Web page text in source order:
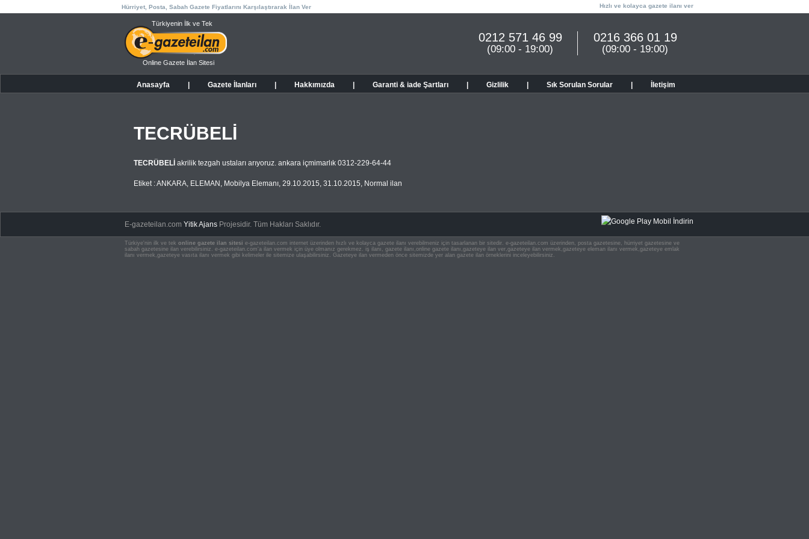
Hürriyet, Posta, Sabah Gazete Fiyatlarını Karşılaştırarak İlan Ver Hızlı ve kolayca gazete ilanı ver
Türkiyenin İlk ve Tek
Online Gazete İlan Sitesi
0216 366 01 19
(09:00 - 19:00)
0212 571 46 99
(09:00 - 19:00)
Anasayfa Gazete İlanları Hakkımızda Garanti & iade Şartları Gizlilik Sık Sorulan Sorular İletişim
TECRÜBELİ
TECRÜBELİ akrilik tezgah ustaları arıyoruz. ankara içmimarlık 0312-229-64-44
Etiket :ANKARA, ELEMAN , Mobilya Elemanı, 29.10.2015, 31.10.2015, Normal ilan
E-gazeteilan.comYitik Ajans Projesidir.Tüm Hakları Saklıdır.
Türkiye'nin ilk ve tek online gazete ilan sitesi e-gazeteilan.com internet üzerinden hızlı ve kolayca gazete ilanı verebilmeniz için tasarlanan bir sitedir. e-gazeteilan.com üzerinden, posta gazetesine, hürriyet gazetesine ve
sabah gazetesine ilan verebilirsiniz. e-gazeteilan.com'a ilan vermek için üye olmanız gerekmez. iş ilanı, gazete ilanı,online gazete ilanı,gazeteye ilan ver,gazeteye ilan vermek,gazeteye eleman ilanı vermek,gazeteye emlak
ilanı vermek,gazeteye vasıta ilanı vermek gibi kelimeler ile sitemize ulaşabilirsiniz. Gazeteye ilan vermeden önce sitemizde yer alan gazete ilan örneklerini inceleyebilirsiniz.